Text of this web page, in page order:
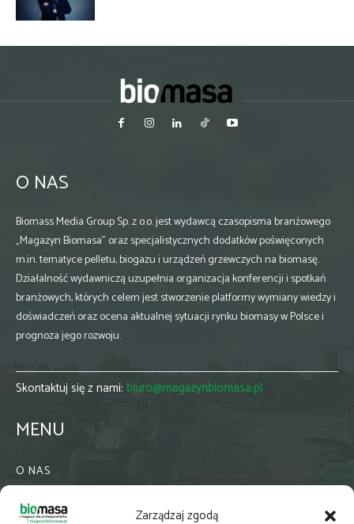
Zarządzaj zgodą
O NAS
Biomass Media Group Sp. z o.o. jest wydawcą czasopisma branżowego
„Magazyn Biomasa” oraz specjalistycznych dodatków poświęconych
m.in. tematyce pelletu, biogazu i urządzeń grzewczych na biomasę.
Działalność wydawniczą uzupełnia organizacja konferencji i spotkań
branżowych, których celem jest stworzenie platformy wymiany wiedzy i
doświadczeń oraz ocena aktualnej sytuacji rynku biomasy w Polsce i
prognoza jego rozwoju.
Skontaktuj się z nami: biuro@magazynbiomasa.pl
MENU
O NAS
WSPÓŁPRACA